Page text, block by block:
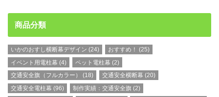
商品分類
いかのおすし横断幕デザイン (24) おすすめ！ (25)
イベント用電柱幕 (4) ペット電柱幕 (2)
交通安全旗（フルカラー）
(18) 交通安全横断幕 (20)
交通安全電柱幕 (96) 制作実績：交通安全旗(2)